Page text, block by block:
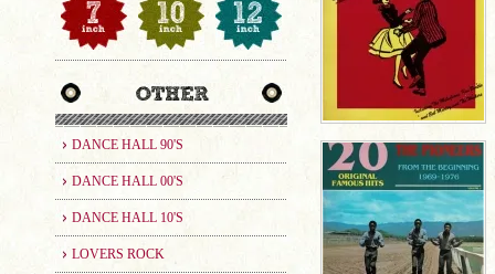
DANCE HALL 90'S
DANCE HALL 00'S
DANCE HALL 10'S
LOVERS ROCK